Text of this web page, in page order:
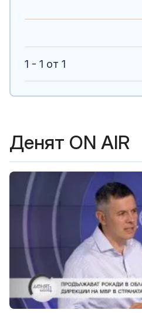
1 - 1 от 1
Денят ON AIR